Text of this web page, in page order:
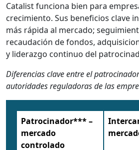
Сatalist funciona bien para
crecimiento. Sus beneficios clave
más rápida al mercado;
recaudación de fondos,
y liderazgo continuo del
Diferencias clave entre el
autoridades reguladoras de las
Patrocinador*** –
mercado
controlado